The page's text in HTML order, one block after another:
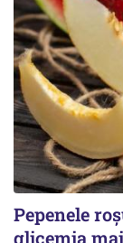
Pepenele
glicemia